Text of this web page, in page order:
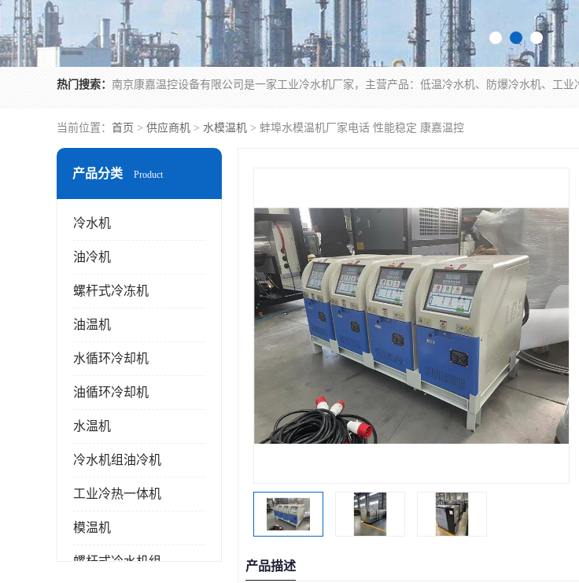
热门搜索：
当前位置： 首页 > 供应商机 > 水模温机 > 蚌埠水模温机厂家电话 性能稳定 康嘉温控
产品分类 Product
冷水机
油冷机
螺杆式冷冻机
油温机
水循环冷却机
油循环冷却机
水温机
冷水机组油冷机
工业冷热一体机
模温机
螺杆式冷水机组 产品描述